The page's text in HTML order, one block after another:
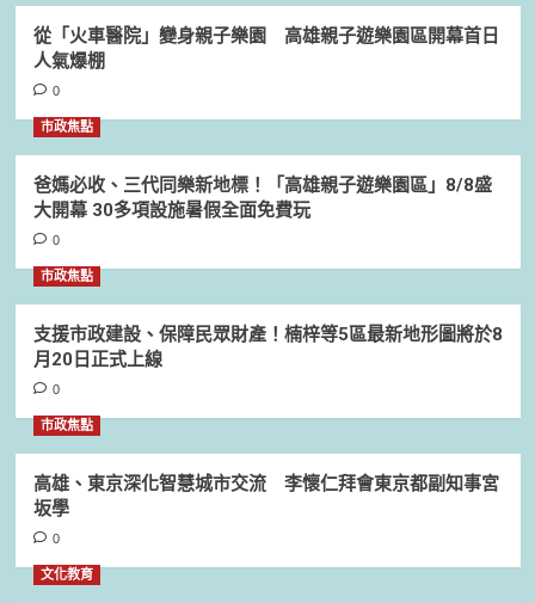
從「火車醫院」變身親子樂園 高雄親子遊樂園區開幕首日
人氣爆棚
0
市政焦點
爸媽必收、三代同樂新地標！「高雄親子遊樂園區」8/8盛
大開幕 30多項設施暑假全面免費玩
0
市政焦點
支援市政建設、保障民眾財產！楠梓等5區最新地形圖將於8
月20日正式上線
0
市政焦點
高雄、東京深化智慧城市交流 李懷仁拜會東京都副知事宮
坂學
0
文化教育